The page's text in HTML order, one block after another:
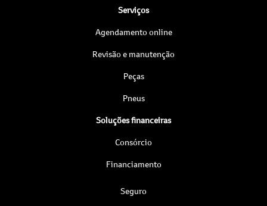
Serviços
Agendamento online
Revisão e manutenção
Peças
Pneus
Soluções financeiras
Consórcio
Financiamento
Seguro